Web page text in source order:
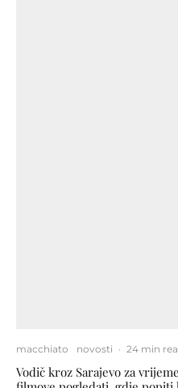
macchiato novosti · 24 min
Vodič kroz Sarajevo za